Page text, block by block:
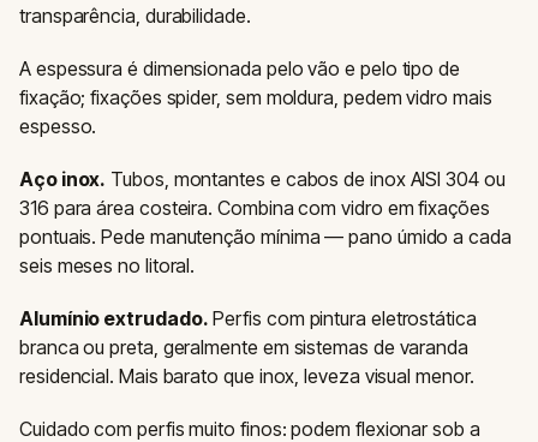
transparência, durabilidade.
A espessura é dimensionada pelo vão e pelo tipo de
fixação; fixações spider, sem moldura, pedem vidro mais
espesso.
Aço inox. Tubos, montantes e cabos de inox AISI 304 ou
316 para área costeira. Combina com vidro em fixações
pontuais. Pede manutenção mínima — pano úmido a cada
seis meses no litoral.
Alumínio extrudado. Perfis com pintura eletrostática
branca ou preta, geralmente em sistemas de varanda
residencial. Mais barato que inox, leveza visual menor.
Cuidado com perfis muito finos: podem flexionar sob a